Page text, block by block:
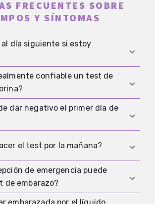
FRECUENTES SOBRE
Y SÍNTOMAS
al día siguiente si estoy
porque los tests se vuelven
después de la implantación. Las
tempranas suelen tener más
y el ciclo que con una prueba.
confiable un test de
suele ser confiable desde el
de la menstruación o, si no
sexo sin protección.
dar negativo el primer día de
y la implantación varían y la
test unos días después suele ser
con un solo resultado.
el test por la mañana?
pero si estás testeando muy
orina de la mañana puede
la hora del día suele
de emergencia puede
de embarazo?